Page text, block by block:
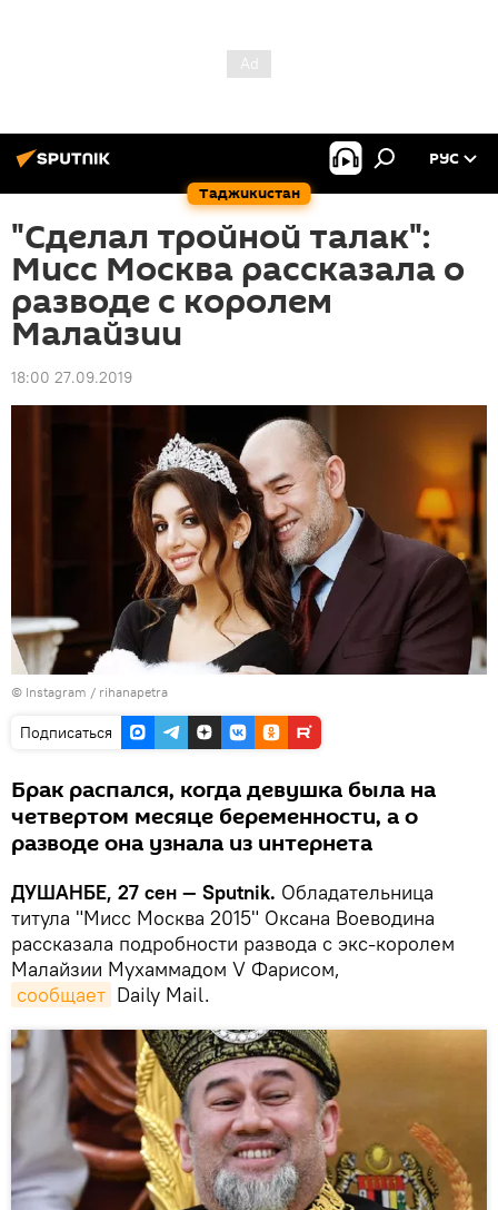
Таджикистан
РУС
"Сделал тройной талак":
Мисс Москва рассказала о
разводе с королем
Малайзии
18:00 27.09.2019
© Instagram / rihanapetra
Подписаться
Брак распался, когда девушка была на
четвертом месяце беременности, а о
разводе она узнала из интернета
ДУШАНБЕ, 27 сен — Sputnik. Обладательница
титула "Мисс Москва 2015" Оксана Воеводина
рассказала подробности развода с экс-королем
Малайзии Мухаммадом V Фарисом,
сообщает Daily Mail.